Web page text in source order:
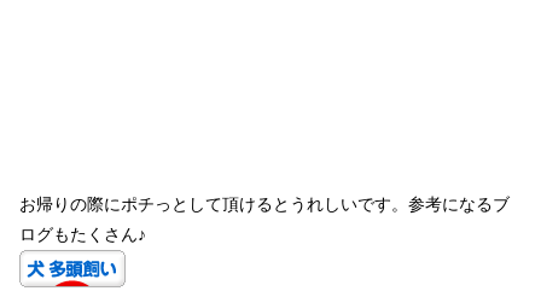
お帰りの際にポチっとして頂けるとうれしいです。参考になるブ
ログもたくさん♪